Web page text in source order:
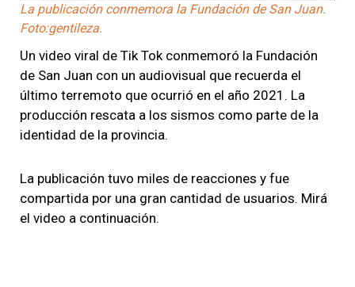
La publicación conmemora la Fundación de San Juan.
Foto:gentileza.
Un video viral de Tik Tok conmemoró la Fundación
de San Juan con un audiovisual que recuerda el
último terremoto que ocurrió en el año 2021. La
producción rescata a los sismos como parte de la
identidad de la provincia.
La publicación tuvo miles de reacciones y fue
compartida por una gran cantidad de usuarios. Mirá
el video a continuación.